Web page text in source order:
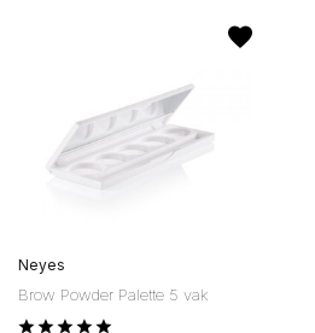
Neyes
Brow Powder Palette 5 vak